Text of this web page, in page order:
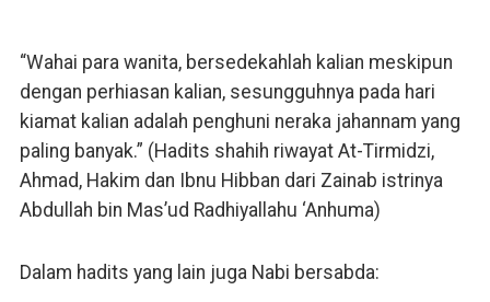
“Wahai para wanita, bersedekahlah kalian meskipun
dengan perhiasan kalian, sesungguhnya pada hari
kiamat kalian adalah penghuni neraka jahannam yang
paling banyak.” (Hadits shahih riwayat At-Tirmidzi,
Ahmad, Hakim dan Ibnu Hibban dari Zainab istrinya
Abdullah bin Mas’ud Radhiyallahu ‘Anhuma)
Dalam hadits yang lain juga Nabi bersabda: